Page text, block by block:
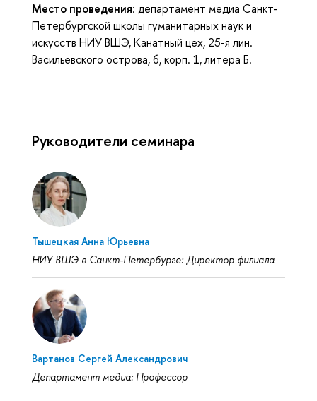
Место проведения: департамент медиа Санкт-
Петербургской школы гуманитарных наук и
искусств НИУ ВШЭ, Канатный цех, 25-я лин.
Васильевского острова, 6, корп. 1, литера Б.
Руководители семинара
Тышецкая Анна Юрьевна
НИУ ВШЭ в Санкт-Петербурге: Директор филиала
Вартанов Сергей Александрович
Департамент медиа: Профессор